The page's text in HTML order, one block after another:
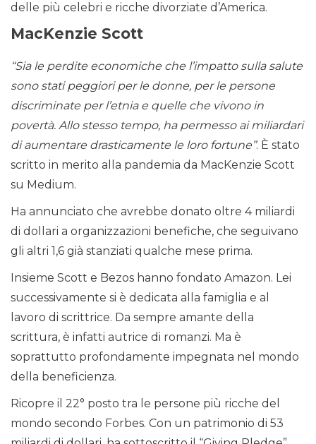
delle più celebri e ricche divorziate d’America.
MacKenzie Scott
“Sia le perdite economiche che l’impatto sulla salute
sono stati peggiori per le donne, per le persone
discriminate per l’etnia e quelle che vivono in
povertà. Allo stesso tempo, ha permesso ai miliardari
di aumentare drasticamente le loro fortune”. È stato
scritto in merito alla pandemia da MacKenzie Scott
su Medium.
Ha annunciato che avrebbe donato oltre 4 miliardi
di dollari a organizzazioni benefiche, che seguivano
gli altri 1,6 già stanziati qualche mese prima.
Insieme Scott e Bezos hanno fondato Amazon. Lei
successivamente si è dedicata alla famiglia e al
lavoro di scrittrice. Da sempre amante della
scrittura, è infatti autrice di romanzi. Ma è
soprattutto profondamente impegnata nel mondo
della beneficienza.
Ricopre il 22° posto tra le persone più ricche del
mondo secondo Forbes. Con un patrimonio di 53